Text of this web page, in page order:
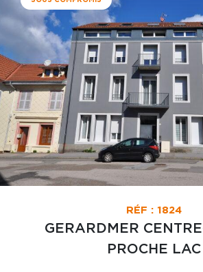
RÉF : 1824
GERARDMER
PROCHE LAC